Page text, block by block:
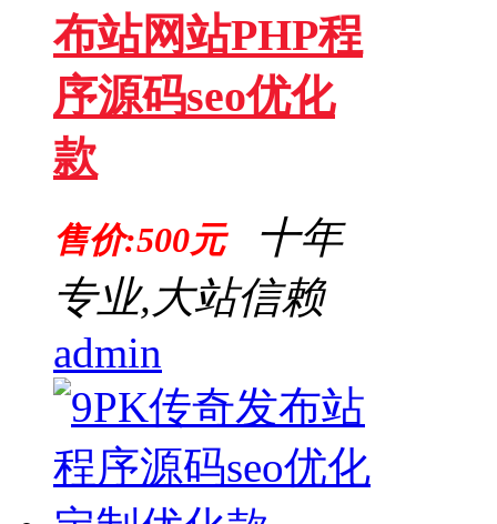
布站网站PHP程
序源码seo优化
款
售价:500元
十年
专业,大站信赖
admin